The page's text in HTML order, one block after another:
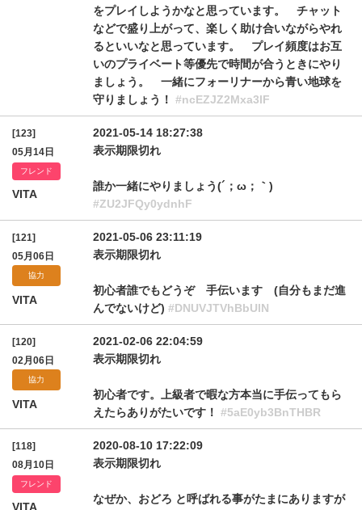
をプレイしようかなと思っています。 チャット
などで盛り上がって、楽しく助け合いながらやれ
るといいなと思っています。 プレイ頻度はお互
いのプライベート等優先で時間が合うときにやり
ましょう。 一緒にフォーリナーから青い地球を
守りましょう！ #ncEZJZ2Mxa3lF
[123]
05月14日
フレンド
VITA
2021-05-14 18:27:38
表示期限切れ
誰か一緒にやりましょう(´；ω；｀)
#ZU2JFQy0ydnhF
[121]
05月06日
協力
VITA
2021-05-06 23:11:19
表示期限切れ
初心者誰でもどうぞ 手伝います (自分もまだ進
んでないけど) #DNUVJTVhBbUlN
[120]
02月06日
協力
VITA
2021-02-06 22:04:59
表示期限切れ
初心者です。上級者で暇な方本当に手伝ってもら
えたらありがたいです！ #5aE0yb3BnTHBR
[118]
08月10日
フレンド
VITA
2020-08-10 17:22:09
表示期限切れ
なぜか、おどろ と呼ばれる事がたまにありますが